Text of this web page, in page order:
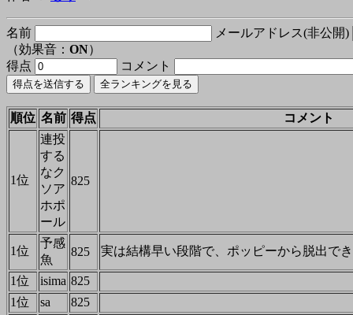
名前
メールアドレス(非公開)
（効果音： ON）
得点
コメント
順位 名前 得点 コメント
1位
連投
する
なク
ソア
ホポ
ール
825
1位
予感
魚
825 実は結構早い段階で、ポッピーから脱出で
1位 isima 825
1位
sa 825